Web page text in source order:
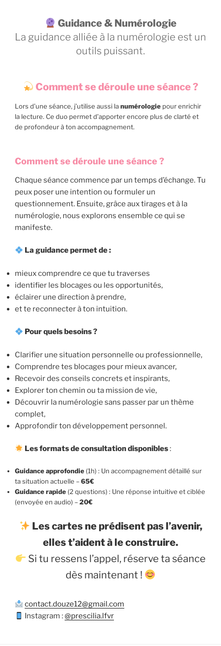
Guidance & Numérologie
La guidance alliée à la numérologie est un
outils puissant.
Comment se déroule une séance ?
Lors d’une séance, j’utilise aussi lanumérologie pour enrichir
la lecture. Ce duo permet d’apporter encore plus de clarté et
de profondeur à ton accompagnement.
Comment se déroule une séance ?
Chaque séance commence par un temps d’échange. Tu
peux poser une intention ou formuler un
questionnement. Ensuite, grâce aux tirages et à la
numérologie, nous explorons ensemble ce qui se
manifeste.
La guidance permet de :
mieux comprendre ce que tu traverses
identifier les blocages ou les opportunités,
éclairer une direction à prendre,
et te reconnecter à ton intuition.
Pour quels besoins ?
Clarifier une situation personnelle ou professionnelle,
Comprendre tes blocages pour mieux avancer,
Recevoir des conseils concrets et inspirants,
Explorer ton chemin ou ta mission de vie,
Découvrir la numérologie sans passer par un thème
complet,
Approfondir ton développement personnel.
Les formats de consultation disponibles:
Guidance approfondie (1h) : Un accompagnement détaillé sur
ta situation actuelle –65€
Guidance rapide (2 questions) : Une réponse intuitive et ciblée
(envoyée en audio) –20€
Les cartes ne prédisent pas l’avenir,
elles t’aident à le construire.
Si tu ressens l’appel, réserve ta séance
dès maintenant !
contact.douze12@gmail.com
Instagram :@prescilia.lfvr